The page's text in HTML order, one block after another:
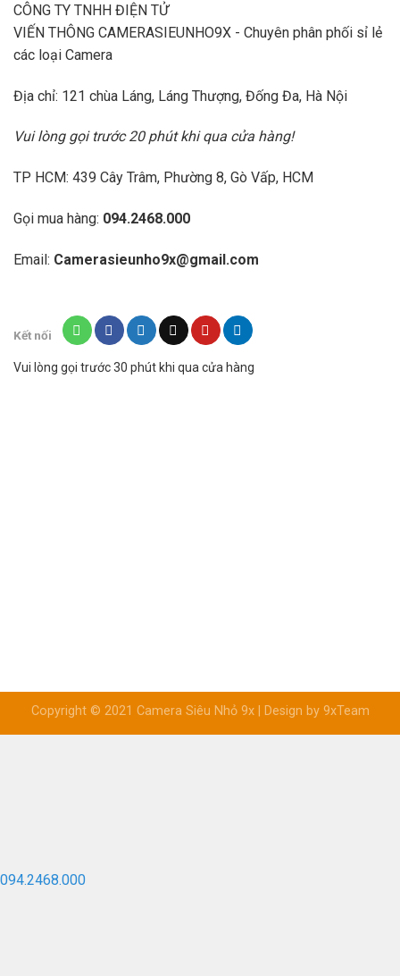
CÔNG TY TNHH ĐIỆN TỬ
VIẾN THÔNG CAMERASIEUNHO9X - Chuyên phân phối sỉ lẻ
các loại Camera
Địa chỉ: 121 chùa Láng, Láng Thượng, Đống Đa, Hà Nội
Vui lòng gọi trước 20 phút khi qua cửa hàng!
TP HCM: 439 Cây Trâm, Phường 8, Gò Vấp, HCM
Gọi mua hàng: 094.2468.000
Email: Camerasieunho9x@gmail.com
Kết nối
Vui lòng gọi trước 30 phút khi qua cửa hàng
Copyright © 2021 Camera Siêu Nhỏ 9x | Design by 9xTeam
094.2468.000